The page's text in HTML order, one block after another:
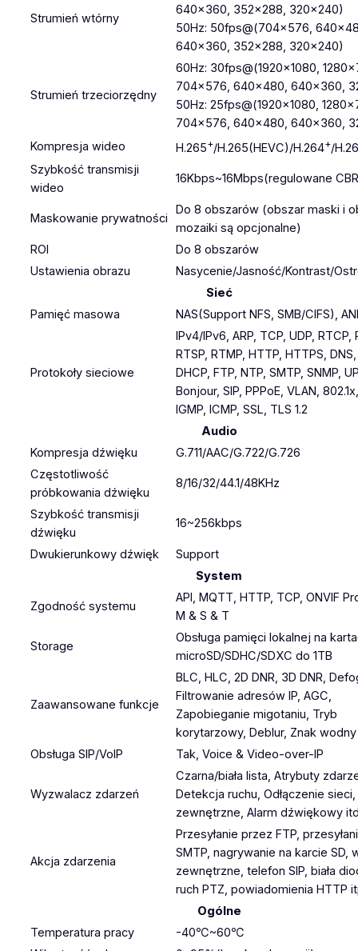
Strumień wtórny
640×360, 352×288, 320×240)
50Hz: 50fps@(704×576,
640×360, 352×288, 320×240)
Strumień trzeciorzędny
60Hz: 30fps@(1920×1080,
704×576, 640×480, 640×360,
50Hz: 25fps@(1920×1080,
704×576, 640×480, 640×360,
Kompresja wideo
H.265+/H.265(HEVC)/H.264+/
Szybkość transmisji
wideo
16Kbps~16Mbps(regulowane
Maskowanie prywatności
Do 8 obszarów (obszar maski i
mozaiki są opcjonalne)
ROI
Do 8 obszarów
Ustawienia obrazu
Nasycenie/Jasność/Kontrast/
Sieć
Pamięć masowa
NAS(Support NFS, SMB/CIFS),
Protokoły sieciowe
IPv4/IPv6, ARP, TCP, UDP, RTCP,
RTSP, RTMP, HTTP, HTTPS,
DHCP, FTP, NTP, SMTP, SNMP,
Bonjour, SIP, PPPoE, VLAN,
IGMP, ICMP, SSL, TLS 1.2
Audio
Kompresja dźwięku
G.711/AAC/G.722/G.726
Częstotliwość
próbkowania dźwięku
8/16/32/44.1/48KHz
Szybkość transmisji
dźwięku
16~256kbps
Dwukierunkowy dźwięk
Support
System
Zgodność systemu
API, MQTT, HTTP, TCP, ONVIF
M & S & T
Storage
Obsługa pamięci lokalnej na
microSD/SDHC/SDXC do 1TB
Zaawansowane funkcje
BLC, HLC, 2D DNR, 3D DNR,
Filtrowanie adresów IP, AGC,
Zapobieganie migotaniu, Tryb
korytarzowy, Deblur, Znak wodny
Obsługa SIP/VoIP
Tak, Voice & Video-over-IP
Wyzwalacz zdarzeń
Czarna/biała lista, Atrybuty
Detekcja ruchu, Odłączenie
zewnętrzne, Alarm dźwiękowy
Akcja zdarzenia
Przesyłanie przez FTP,
SMTP, nagrywanie na karcie SD,
zewnętrzne, telefon SIP, biała
ruch PTZ, powiadomienia HTTP
Ogólne
Temperatura pracy
-40℃~60℃